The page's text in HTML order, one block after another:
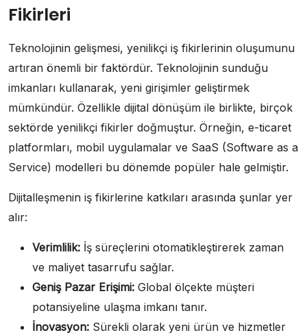
Fikirleri
Teknolojinin gelişmesi, yenilikçi iş fikirlerinin oluşumunu
artıran önemli bir faktördür. Teknolojinin sunduğu
imkanları kullanarak, yeni girişimler geliştirmek
mümkündür. Özellikle dijital dönüşüm ile birlikte, birçok
sektörde yenilikçi fikirler doğmuştur. Örneğin, e-ticaret
platformları, mobil uygulamalar ve SaaS (Software as a
Service) modelleri bu dönemde popüler hale gelmiştir.
Dijitalleşmenin iş fikirlerine katkıları arasında şunlar yer
alır:
Verimlilik: İş süreçlerini otomatikleştirerek zaman
ve maliyet tasarrufu sağlar.
Geniş Pazar Erişimi: Global ölçekte müşteri
potansiyeline ulaşma imkanı tanır.
İnovasyon: Sürekli olarak yeni ürün ve hizmetler